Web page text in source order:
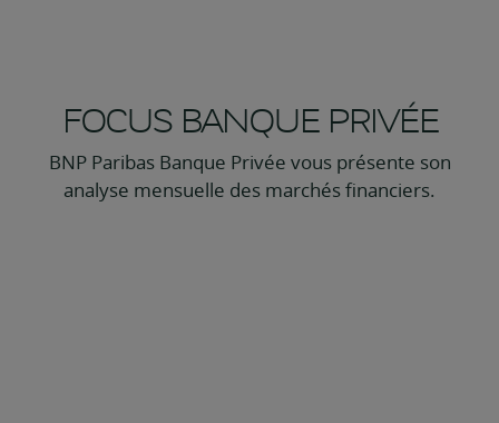
FOCUS BANQUE PRIVÉE
BNP Paribas Banque Privée vous présente son
analyse mensuelle des marchés financiers.